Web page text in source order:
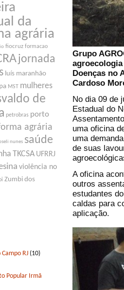
da
agrária
fiocruz formacao
jornada
luís maranhão
MST mulheres
de
petrobras porto
agrária
nunes saúde
TKCSA UFRRJ
violência no
Zumbi dos
RJ (10)
Popular Irmã
Grupo
Doenças no
Cardoso
No dia 09 de
Estadual do
uma oficina
uma
de suas
A oficina
outros
estudantes
caldas para
aplicação.